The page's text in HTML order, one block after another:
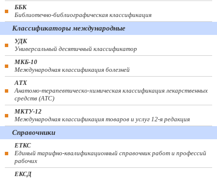
ББК
Библиотечно-библиографическая классификация
Классификаторы международные
УДК
Универсальный десятичный классификатор
МКБ-10
Международная классификация болезней
АТХ
Анатомо-терапевтическо-химическая классификация лекарственных
средств (ATC)
МКТУ-12
Международная классификация товаров и услуг 12-я редакция
Справочники
ЕТКС
Единый тарифно-квалификационный справочник работ и профессий
рабочих
ЕКСД